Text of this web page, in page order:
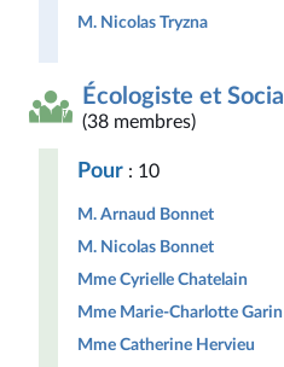
M. Nicolas Tryzna
Écologiste et Social
(38 membres)
Pour : 10
M. Arnaud Bonnet
M. Nicolas Bonnet
Mme Cyrielle Chatelain
Mme Marie-Charlotte Garin
Mme Catherine Hervieu